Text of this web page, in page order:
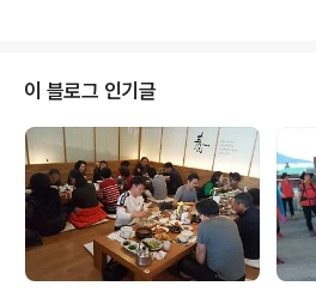
이 블로그 인기글